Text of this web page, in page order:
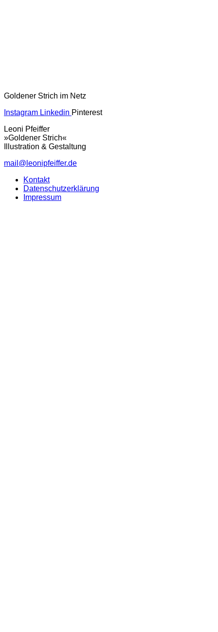
Goldener Strich im Netz
Instagram Linkedin Pinterest
Leoni Pfeiffer
»Goldener Strich«
Illustration & Gestaltung
mail@leonipfeiffer.de
Kontakt
Datenschutzerklärung
Impressum